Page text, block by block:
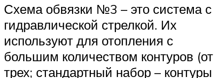
Схема обвязки №3 – это система с
гидравлической стрелкой. Их
используют для отопления с
большим количеством контуров (от
трех; стандартный набор – контуры